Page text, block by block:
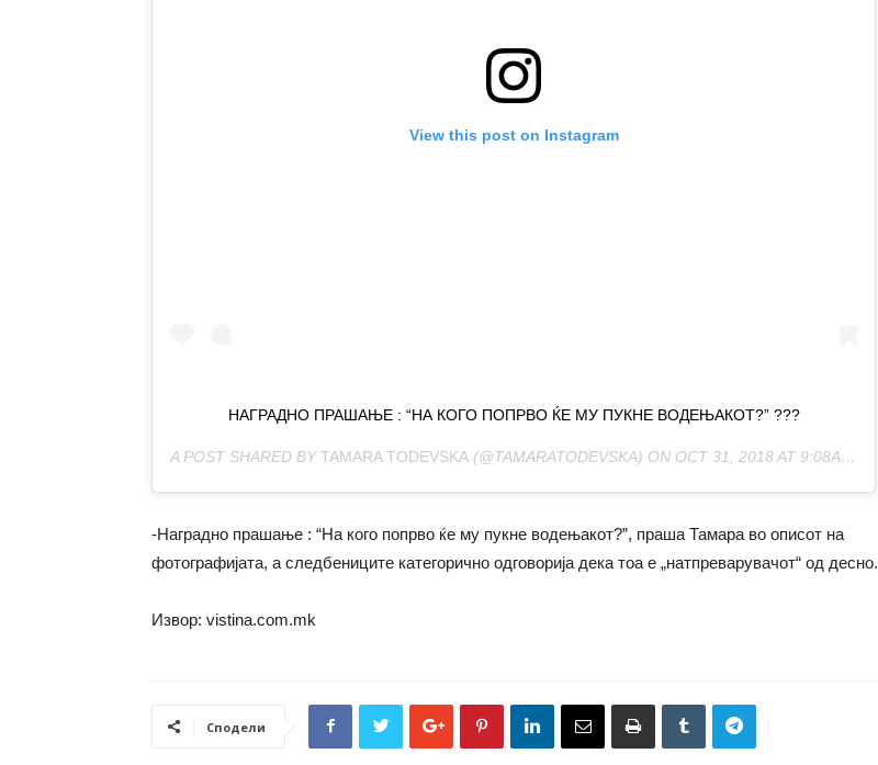
View this post on Instagram
НАГРАДНО ПРАШАЊЕ : “НА КОГО ПОПРВО ЌЕ МУ ПУКНЕ ВОДЕЊАКОТ?” ???
A POST SHARED BYTAMARA TODEVSKA (@TAMARATODEVSKA) ON OCT 31, 2018 AT 9:08AM PDT
-Наградно прашање : “На кого попрво ќе му пукне водењакот?”, праша Тамара во описот на
фотографијата, а следбениците категорично одговорија дека тоа е „натпреварувачот“ од десно.
Извор: vistina.com.mk
Сподели